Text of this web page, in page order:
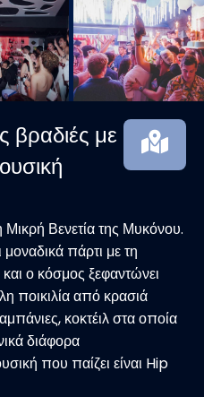
βραδιές με
Βενετία της Μυκόνου.
πάρτι με τη
ο κόσμος ξεφαντώνει
ποικιλία από κρασιά
κοκτέιλ στα οποία
διάφορα
που παίζει είναι Hip